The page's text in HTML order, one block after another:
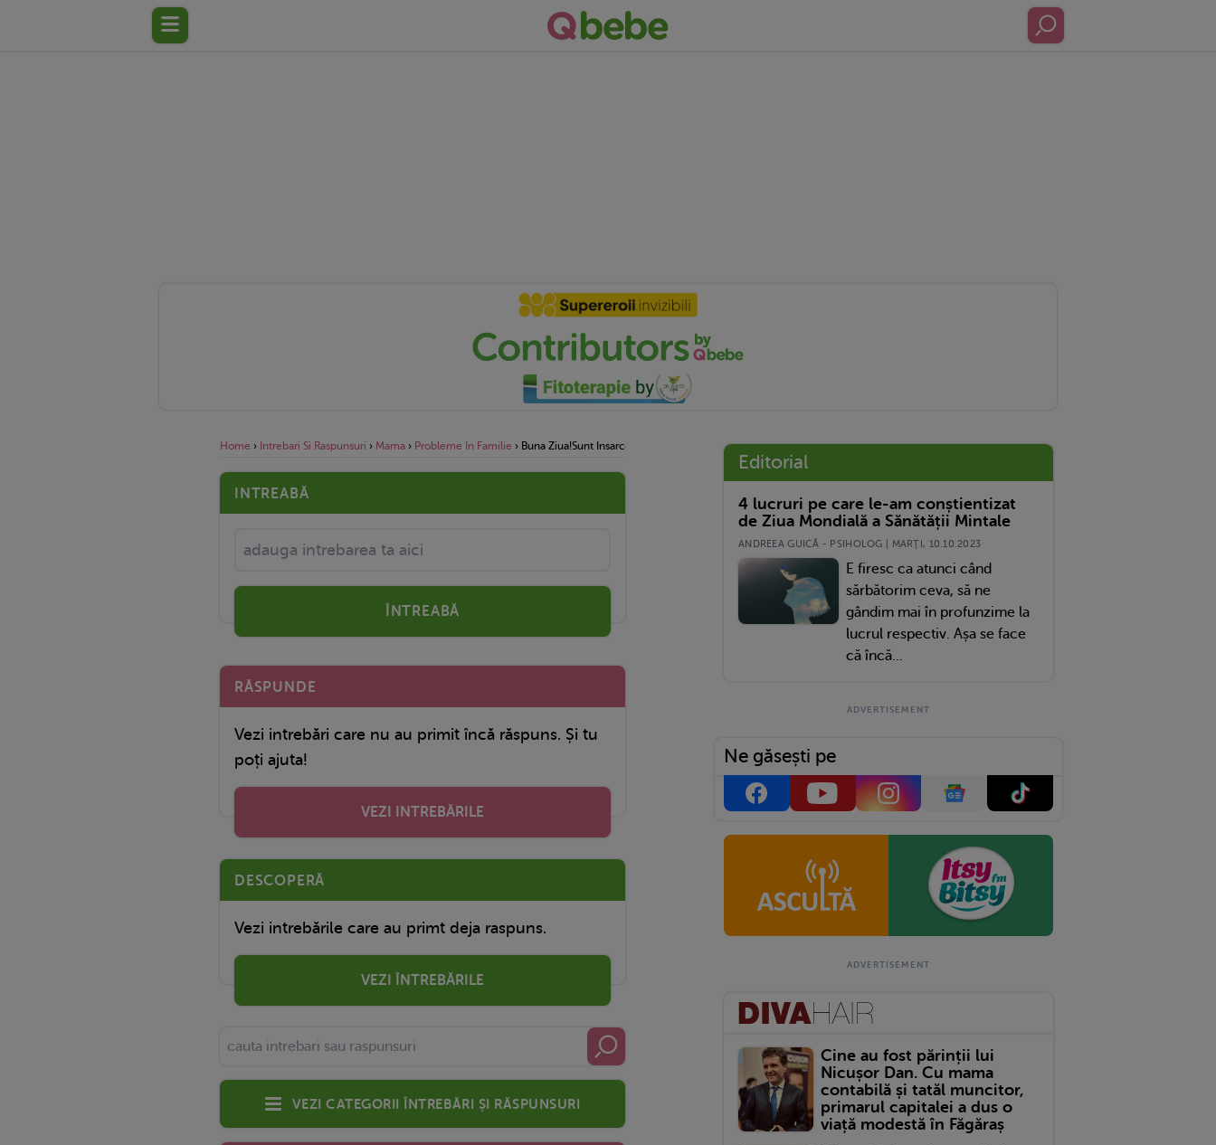
Home › Intrebari Si Raspunsuri › Mama › Probleme In Familie › Buna Ziua!sunt Insarcinata In 12 Saptamani,si As Dori Sa Stiu,de Ce Indemnizatie Pentru Copil Pot Beneficia Anul Viitor,tinand Cont De Faptul
INTREABĂ
ÎNTREABĂ
RĂSPUNDE
Vezi intrebări care nu au primit încă răspuns. Și tu
poți ajuta!
VEZI INTREBĂRILE
DESCOPERĂ
Vezi intrebările care au primt deja raspuns.
VEZI ÎNTREBĂRILE
Vezi categorii întrebări și răspunsuri
Editorial
4 lucruri pe care le-am conștientizat
de Ziua Mondială a Sănătății Mintale
ANDREEA GUICĂ - PSIHOLOG | MARŢI, 10.10.2023
E firesc ca atunci când
sărbătorim ceva, să ne
gândim mai în profunzime la
lucrul respectiv. Așa se face
că încă...
Ne găsești pe
Cine au fost părinții lui
Nicușor Dan. Cu mama
contabilă și tatăl muncitor,
primarul capitalei a dus o
viață modestă în Făgăraș